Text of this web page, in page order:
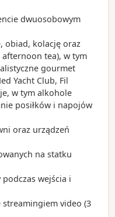
dwuosobowym
obiad, kolację oraz
afternoon tea), w tym
gourmet
Yacht Club, Fil
w tym alkohole
posiłków i napojów
oraz urządzeń
na statku
wejścia i
video (3